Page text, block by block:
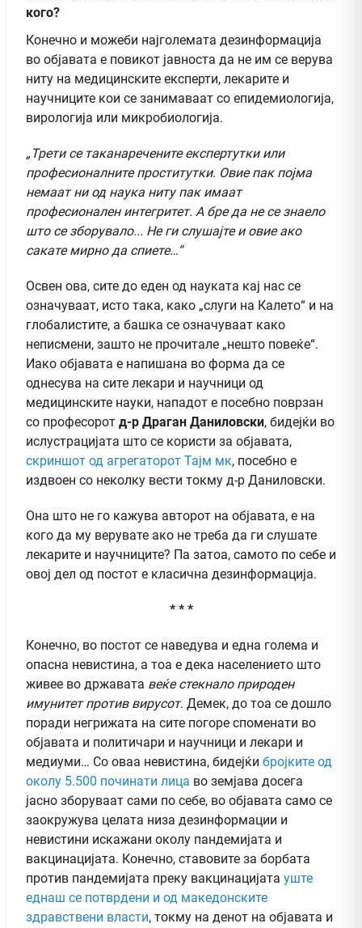
кого?
Конечно и можеби најголемата дезинформација
во објавата е повикот јавноста да не им се верува
ниту на медицинските експерти, лекарите и
научниците кои се занимаваат со епидемиологија,
вирологија или микробиологија.
„Трети се таканаречените експертутки или
професионалните проститутки. Овие пак појма
немаат ни од наука ниту пак имаат
професионален интегритет. А бре да не се знаело
што се зборувало... Не ги слушајте и овие ако
сакате мирно да спиете…“
Освен ова, сите до еден од науката кај нас се
означуваат, исто така, како „слуги на Калето“ и на
глобалистите, а башка се означуваат како
неписмени, зашто не прочитале „нешто повеќе“.
Иако објавата е напишана во форма да се
однесува на сите лекари и научници од
медицинските науки, нападот е посебно поврзан
со професорот д-р Драган Даниловски, бидејќи во
ислустрацијата што се користи за објавата,
скриншот од агрегаторот Тајм мк, посебно е
издвоен со неколку вести токму д-р Даниловски.
Она што не го кажува авторот на објавата, е на
кого да му верувате ако не треба да ги слушате
лекарите и научниците? Па затоа, самото по себе и
овој дел од постот е класична дезинформација.
* * *
Конечно, во постот се наведува и една голема и
опасна невистина, а тоа е дека населението што
живее во државата веќе стекнало природен
имунитет против вирусот. Демек, до тоа се дошло
поради негрижата на сите погоре споменати во
објавата и политичари и научници и лекари и
медиуми… Со оваа невистина, бидејќи бројките од
околу 5.500 починати лица во земјава досега
јасно зборуваат сами по себе, во објавата само се
заокружува целата низа дезинформации и
невистини искажани околу пандемијата и
вакцинацијата. Конечно, ставовите за борбата
против пандемијата преку вакцинацијата уште
еднаш се потврдени и од македонските
здравствени власти, токму на денот на објавата и